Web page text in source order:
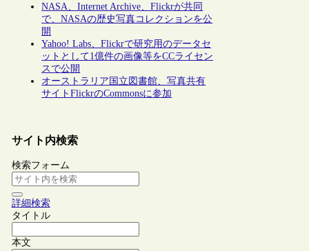
NASA、Internet Archive、Flickrが共同
で、NASAの歴史写真コレクションを公
開
Yahoo! Labs、Flickrで研究用のデータセ
ットとして1億件の画像等をCCライセン
スで公開
オーストラリア国立図書館、写真共有
サイトFlickrのCommonsに参加
サイト内検索
検索フォーム
詳細検索
タイトル
本文